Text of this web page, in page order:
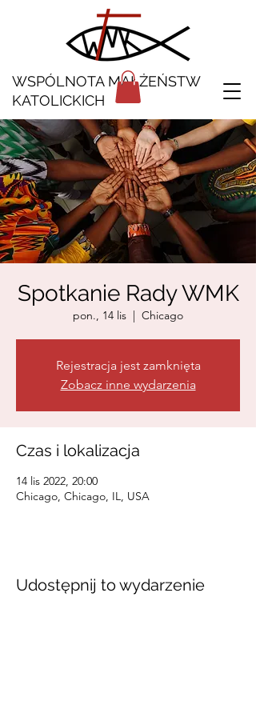
WSPÓLNOTA MAŁŻEŃSTW
KATOLICKICH
Spotkanie Rady WMK
pon., 14 lis
  |
Chicago
Rejestracja jest zamknięta
Zobacz inne wydarzenia
Czas i lokalizacja
14 lis 2022, 20:00
Chicago, Chicago, IL, USA
Udostępnij to wydarzenie